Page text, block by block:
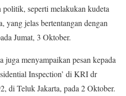
seperti melakukan kudeta
yang jelas bertentangan dengan
Jumat, 3 Oktober.
juga menyampaikan pesan kepada
Inspection’ di KRI dr
di Teluk Jakarta, pada 2 Oktober.